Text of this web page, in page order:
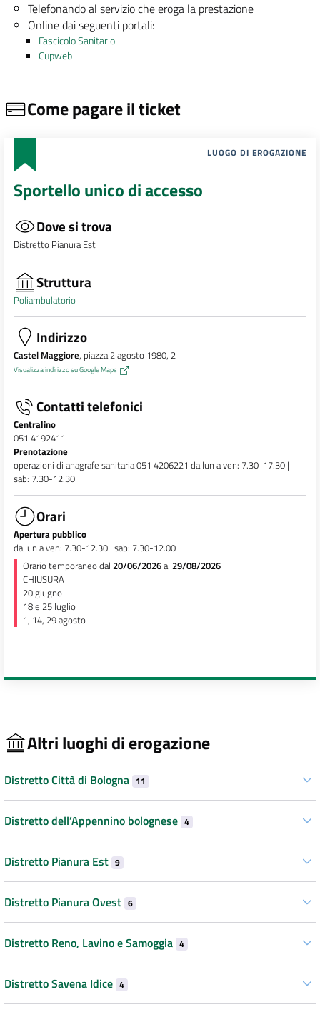
Telefonando al servizio che eroga la prestazione
Online dai seguenti portali:
Fascicolo Sanitario
Cupweb
Come pagare il ticket
LUOGO DI EROGAZIONE
Sportello unico di accesso
Dove si trova
Distretto Pianura Est
Struttura
Poliambulatorio
Indirizzo
Castel Maggiore, piazza 2 agosto 1980, 2
Visualizza indirizzo su Google Maps
Contatti telefonici
Centralino
051 4192411
Prenotazione
operazioni di anagrafe sanitaria 051 4206221 da lun a ven: 7.30-17.30 |
sab: 7.30-12.30
Orari
Apertura pubblico
da lun a ven: 7.30-12.30 | sab: 7.30-12.00
Orario temporaneo dal 20/06/2026al 29/08/2026
CHIUSURA
20 giugno
18 e 25 luglio
1, 14, 29 agosto
Altri luoghi di erogazione
Distretto Città di Bologna 11
Distretto dell’Appennino bolognese 4
Distretto Pianura Est 9
Distretto Pianura Ovest 6
Distretto Reno, Lavino e Samoggia 4
Distretto Savena Idice 4